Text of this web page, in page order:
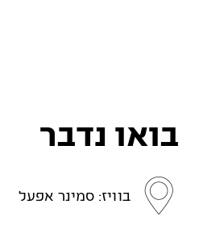
בואו נדבר
בוויז: סמינר אפעל